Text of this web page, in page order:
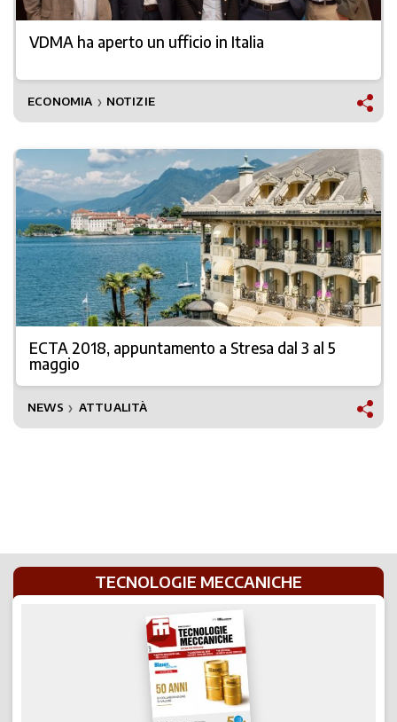
VDMA ha aperto un ufficio in Italia
ECONOMIA ❯ NOTIZIE
ECTA 2018, appuntamento a Stresa dal 3 al 5
maggio
NEWS ❯ ATTUALITÀ
TECNOLOGIE MECCANICHE